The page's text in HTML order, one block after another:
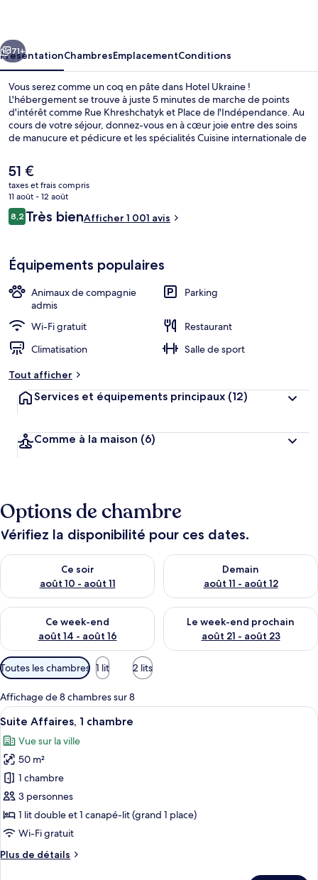
Suivant
71+
PrésentationChambresEmplacementConditions
Vous serez comme un coq en pâte dans Hotel Ukraine !
L'hébergement se trouve à juste 5 minutes de marche de points
d'intérêt comme Rue Khreshchatyk et Place de l'Indépendance. Au
cours de votre séjour, donnez-vous en à cœur joie entre des soins
de manucure et pédicure et les spécialités Cuisine internationale de
déjeuner et le dîner. Cet hôtel de luxe abrite en outre un bar / salon,
une salle de fitness ouverte 24 h/24 et un snack-bar/une épicerie
fine.
Le
prix
actuel
est
de
51 €
taxes et frais compris
11 août - 12 août
Avis
voyageurs
8,28,2 sur 10
Très bienAfficher 1 001 avis
Équipements populaires
Animaux de compagnie
admis
Parking
Wi-Fi gratuit
Restaurant
Climatisation
Salle de sport
Tout afficher
Services et équipements principaux (12)
Comme à la maison (6)
Options de chambre
Vérifiez la disponibilité pour ces dates.
Ce soir
août 10 - août 11
Vérifier la disponibilité pour ce soir août 10 - août 11
Demain
août 11 - août 12
Vérifier la disponibilité pour
Ce week-end
août 14 - août 16
Vérifier la disponibilité pour ce week-end août 14 - août 16
Le week-end prochain
août 21 - août 23
Vérifier la disponibilité pour
Filtres
disponibles
pour
les
chambres
Toutes les chambres 1 lit 2 lits
Affichage de 8 chambres sur 8
Afficher
toutes
les
photos
pour
ce
type
de
chambre :
Suite
Une chambre d’hôtel avec un grand
8
Suite Affaires, 1 chambre
Vue sur la ville
50 m²
1 chambre
3 personnes
1 lit double et 1 canapé-lit (grand 1 place)
Wi-Fi gratuit
Plus de détails
Plus